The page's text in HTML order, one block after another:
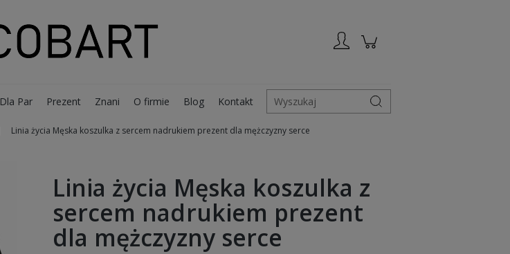
Dla Par Prezent Znani O firmie Blog Kontakt Wyszukaj
Linia życia Męska koszulka z sercem nadrukiem prezent dla mężczyzny serce
Linia życia Męska koszulka z
sercem nadrukiem prezent
dla mężczyzny serce